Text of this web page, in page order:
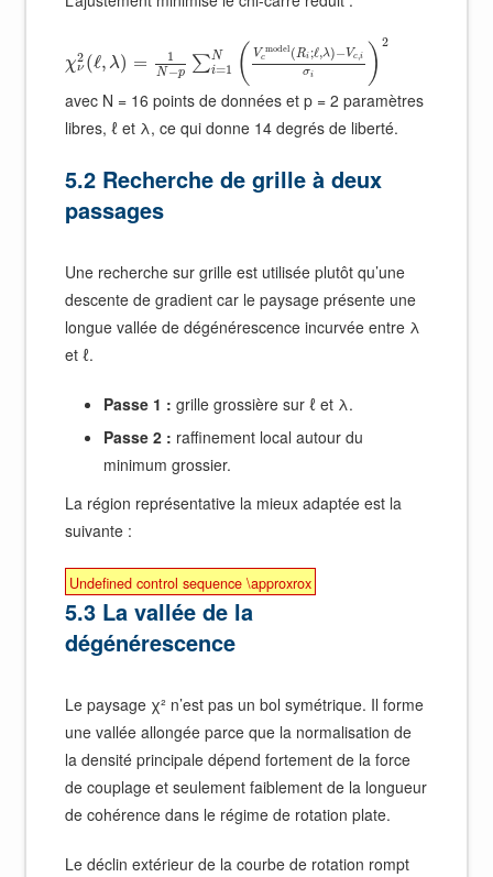
χ2
ν (ℓ, λ) = 1
N−p ∑N
i=1 ( V model
c (Ri ;ℓ,λ)−Vc,i
σi ) 2
avec N = 16 points de données et p = 2 paramètres
libres, ℓ et λ, ce qui donne 14 degrés de liberté.
5.2 Recherche de grille à deux
passages
Une recherche sur grille est utilisée plutôt qu’une
descente de gradient car le paysage présente une
longue vallée de dégénérescence incurvée entre λ
et ℓ.
Passe 1 : grille grossière sur ℓ et λ.
Passe 2 : raffinement local autour du
minimum grossier.
La région représentative la mieux adaptée est la
suivante :
Undefined control sequence \approxrox
5.3 La vallée de la
dégénérescence
Le paysage χ² n’est pas un bol symétrique. Il forme
une vallée allongée parce que la normalisation de
la densité principale dépend fortement de la force
de couplage et seulement faiblement de la longueur
de cohérence dans le régime de rotation plate.
Le déclin extérieur de la courbe de rotation rompt